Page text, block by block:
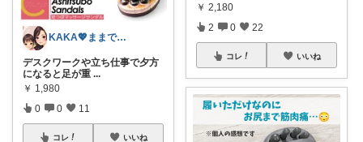
KAKA💖ままでもキレイでいたい
デスクワークや立ち仕事で夕方
になると足が重 ...
￥ 1,980
0 0 11
コレ いいね
￥ 2,180
2 0 22
コレ いいね